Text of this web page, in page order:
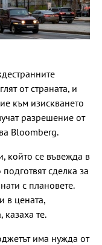
от страната, и
към изискването
разрешение от
Bloomberg.
който се въвежда в
сделка за
с плановете.
в цената,
казаха те.
има нужда от